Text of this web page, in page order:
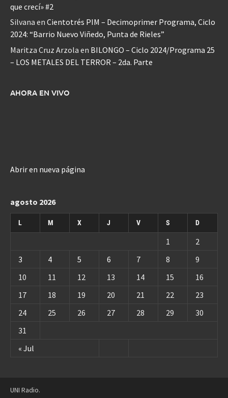
que crecí» #2
Silvana en Cientotrés PIM – Decimoprimer Programa, Ciclo
2024: “Barrio Nuevo Viñedo, Punta de Rieles”
Maritza Cruz Arzola en BILONGO – Ciclo 2024/Programa 25
– LOS METALES DEL TERROR – 2da. Parte
AHORA EN VIVO
Abrir en nueva página
agosto 2026
L M X J V S D
« Jul
1
2
3
4 5 6 7 8
9
10
11 12 13 14 15
16
17
18 19 20 21 22
23
24
25 26 27 28 29
30
31
UNI Radio.